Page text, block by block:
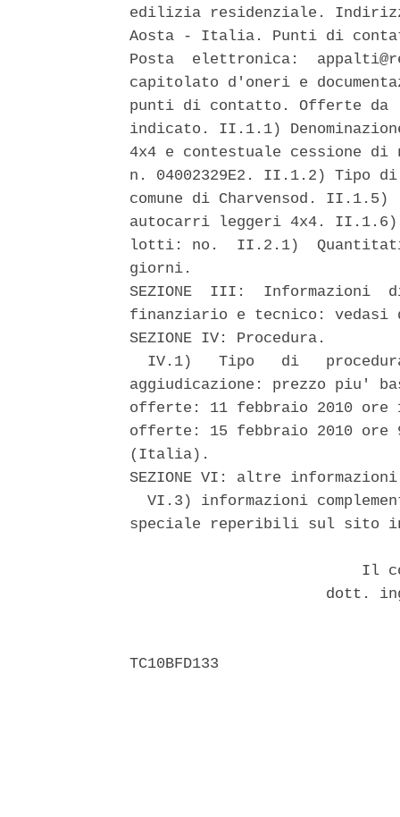
edilizia residenziale.
Aosta - Italia. Punti di
Posta  elettronica:
capitolato d'oneri e
punti di contatto. Offerte
indicato. II.1.1)
4x4 e contestuale cessione
n. 04002329E2. II.1.2) Tipo
comune di Charvensod.
autocarri leggeri 4x4. II.1.6)
lotti: no.  II.2.1)
giorni.
SEZIONE  III:  Informazioni
finanziario e tecnico:
SEZIONE IV: Procedura.
IV.1)   Tipo   di
aggiudicazione: prezzo piu'
offerte: 11 febbraio 2010
offerte: 15 febbraio 2010
(Italia).
SEZIONE VI: altre
VI.3) informazioni
speciale reperibili sul sito
Il
dott.